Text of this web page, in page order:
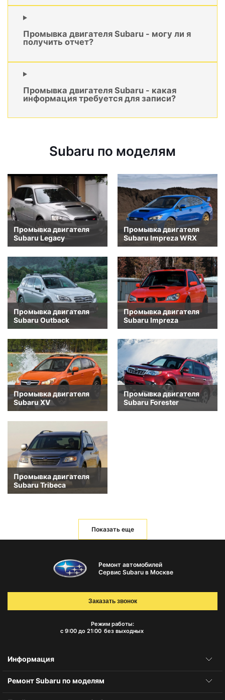
Промывка двигателя Subaru - могу ли я
получить отчет?
Промывка двигателя Subaru - какая
информация требуется для записи?
Subaru по моделям
Промывка двигателя
Subaru Legacy
Промывка двигателя
Subaru Impreza WRX
Промывка двигателя
Subaru Outback
Промывка двигателя
Subaru Impreza
Промывка двигателя
Subaru XV
Промывка двигателя
Subaru Forester
Промывка двигателя
Subaru Tribeca
Показать еще
Ремонт автомобилей
Сервис Subaru в Москве
Режим работы:
с 9:00 до 21:00 без выходных
Заказать звонок
Информация
Ремонт Subaru по моделям